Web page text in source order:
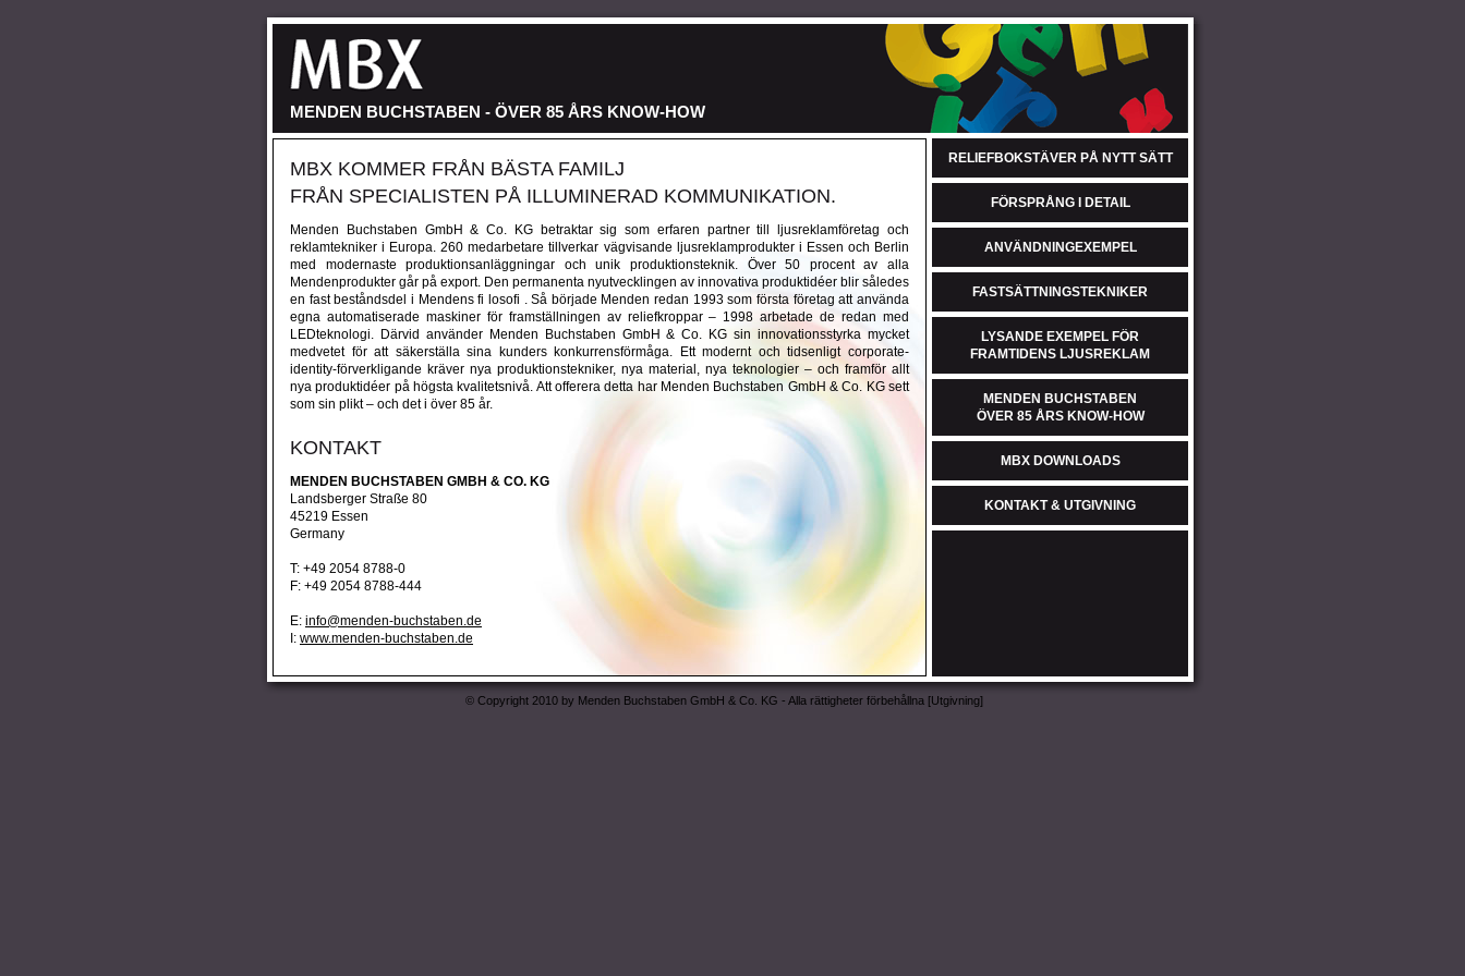
MENDEN BUCHSTABEN - ÖVER 85 ÅRS KNOW-HOW
MBX KOMMER FRÅN BÄSTA FAMILJ
FRÅN SPECIALISTEN PÅ ILLUMINERAD KOMMUNIKATION.
Menden Buchstaben GmbH & Co. KG betraktar sig som erfaren partner till ljusreklamföretag och
reklamtekniker i Europa. 260 medarbetare tillverkar vägvisande ljusreklamprodukter i Essen och Berlin
med modernaste produktionsanläggningar och unik produktionsteknik. Över 50 procent av alla
Mendenprodukter går på export. Den permanenta nyutvecklingen av innovativa produktidéer blir således
en fast beståndsdel i Mendens fi losofi . Så började Menden redan 1993 som första företag att använda
egna automatiserade maskiner för framställningen av reliefkroppar – 1998 arbetade de redan med
LEDteknologi. Därvid använder Menden Buchstaben GmbH & Co. KG sin innovationsstyrka mycket
medvetet för att säkerställa sina kunders konkurrensförmåga. Ett modernt och tidsenligt corporate-
identity-förverkligande kräver nya produktionstekniker, nya material, nya teknologier – och framför allt
nya produktidéer på högsta kvalitetsnivå. Att offerera detta har Menden Buchstaben GmbH & Co. KG sett
som sin plikt – och det i över 85 år.
KONTAKT
MENDEN BUCHSTABEN GMBH & CO. KG
Landsberger Straße 80
45219 Essen
Germany
T: +49 2054 8788-0
F: +49 2054 8788-444
E: info@menden-buchstaben.de
I: www.menden-buchstaben.de
RELIEFBOKSTÄVER PÅ NYTT SÄTT
FÖRSPRÅNG I DETAIL
ANVÄNDNINGEXEMPEL
FASTSÄTTNINGSTEKNIKER
LYSANDE EXEMPEL FÖR
FRAMTIDENS LJUSREKLAM
MENDEN BUCHSTABEN
ÖVER 85 ÅRS KNOW-HOW
MBX DOWNLOADS
KONTAKT & UTGIVNING
© Copyright 2010 by Menden Buchstaben GmbH & Co. KG - Alla rättigheter förbehållna [Utgivning]